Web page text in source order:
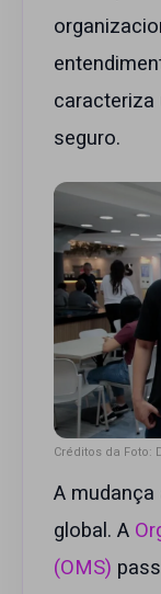
caracteriza
seguro.
Créditos da Foto:
A
global. A
(OMS)